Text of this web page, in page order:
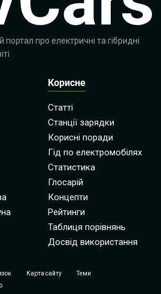
портал про електричні та гібридні
Корисне
Статті
Станції зарядки
Корисні поради
Гід по електромобілях
Статистика
Глосарій
Концепти
Рейтинги
Таблиця порівнянь
Досвід використання
Карта сайту
Теми